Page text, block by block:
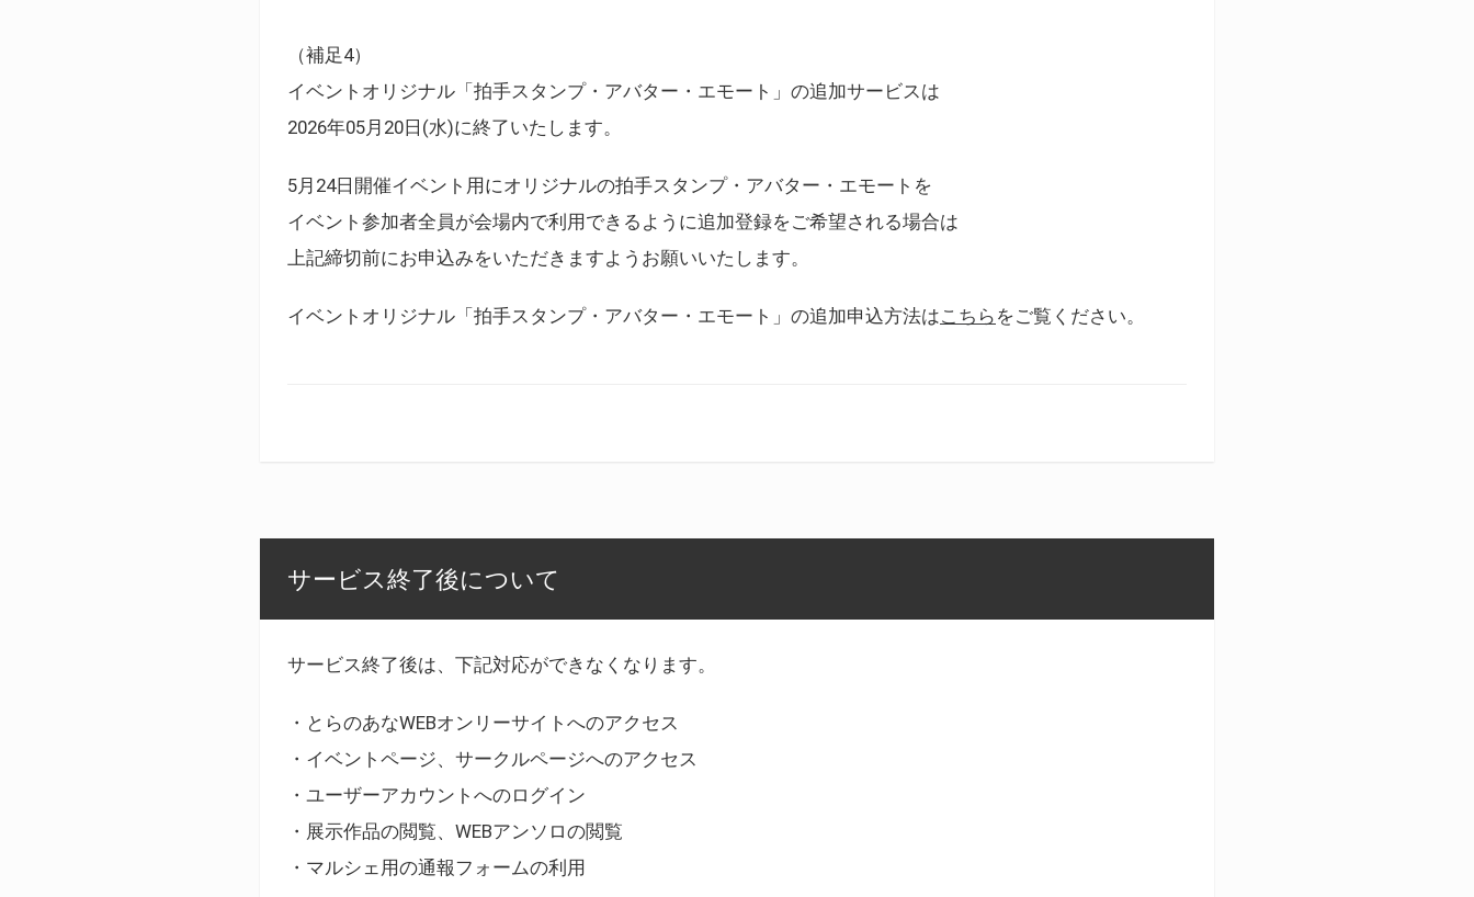
（補足4）
イベントオリジナル「拍手スタンプ・アバター・エモート」の追加サービスは
2026年05月20日(水)に終了いたします。
5月24日開催イベント用にオリジナルの拍手スタンプ・アバター・エモートを
イベント参加者全員が会場内で利用できるように追加登録をご希望される場合は
上記締切前にお申込みをいただきますようお願いいたします。
イベントオリジナル「拍手スタンプ・アバター・エモート」の追加申込方法はこちら をご覧ください。
サービス終了後について
サービス終了後は、下記対応ができなくなります。
・とらのあなWEBオンリーサイトへのアクセス
・イベントページ、サークルページへのアクセス
・ユーザーアカウントへのログイン
・展示作品の閲覧、WEBアンソロの閲覧
・マルシェ用の通報フォームの利用